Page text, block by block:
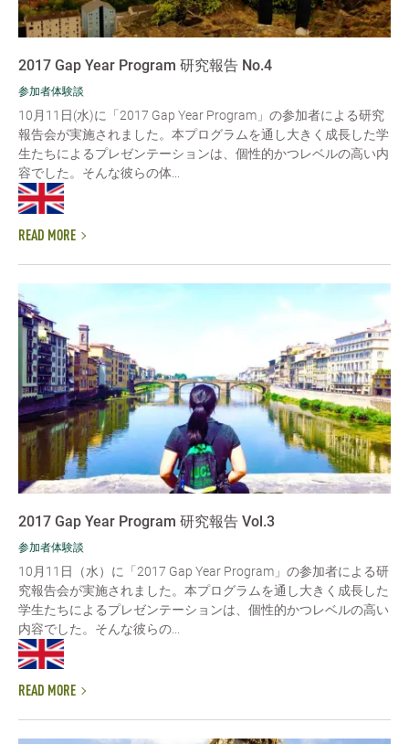
2017 Gap Year Program 研究報告 No.4
参加者体験談
10月11日(水)に「2017 Gap Year Program」の参加者による研究
報告会が実施されました。本プログラムを通し大きく成長した学
生たちによるプレゼンテーションは、個性的かつレベルの高い内
容でした。そんな彼らの体...
READ MORE
2017 Gap Year Program 研究報告 Vol.3
参加者体験談
10月11日（水）に「2017 Gap Year Program」の参加者による研
究報告会が実施されました。本プログラムを通し大きく成長した
学生たちによるプレゼンテーションは、個性的かつレベルの高い
内容でした。そんな彼らの...
READ MORE